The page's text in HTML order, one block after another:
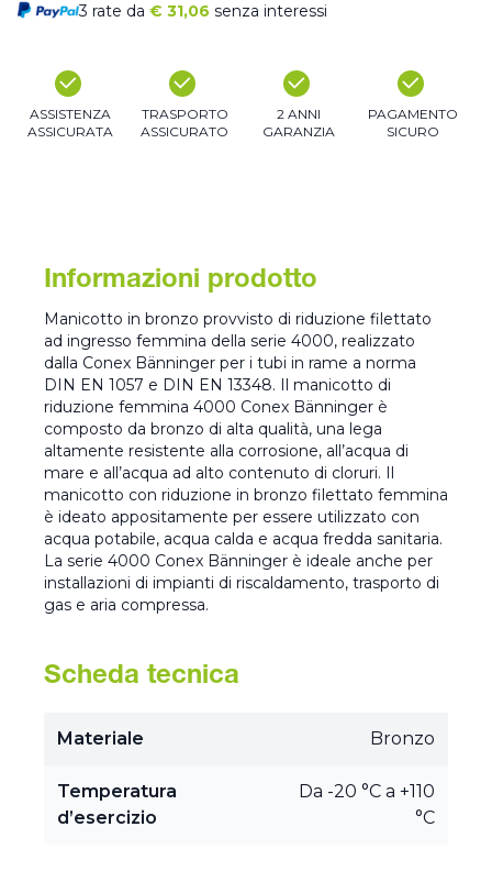
3 rate da € 31,06 senza interessi
ASSISTENZA
ASSICURATA
TRASPORTO
ASSICURATO
2 ANNI
GARANZIA
PAGAMENTO
SICURO
Informazioni prodotto
Manicotto in bronzo provvisto di riduzione filettato
ad ingresso femmina della serie 4000, realizzato
dalla Conex Bänninger per i tubi in rame a norma
DIN EN 1057 e DIN EN 13348. Il manicotto di
riduzione femmina 4000 Conex Bänninger è
composto da bronzo di alta qualità, una lega
altamente resistente alla corrosione, all’acqua di
mare e all’acqua ad alto contenuto di cloruri. Il
manicotto con riduzione in bronzo filettato femmina
è ideato appositamente per essere utilizzato con
acqua potabile, acqua calda e acqua fredda sanitaria.
La serie 4000 Conex Bänninger è ideale anche per
installazioni di impianti di riscaldamento, trasporto di
gas e aria compressa.
Scheda tecnica
Materiale Bronzo
Temperatura
d’esercizio
Da -20 °C a +110
°C